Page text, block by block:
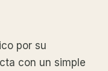
por su
con un simple